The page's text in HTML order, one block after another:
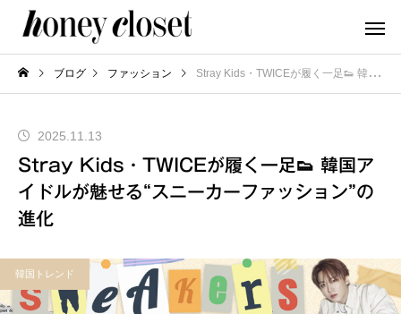
ブログ ファッション Stray Kids・TWICEが履く一足👟 韓国アイドルが魅せる“スニーカーファッション”の進化
2025.11.13
Stray Kids・TWICEが履く一足👟 韓国ア
イドルが魅せる“スニーカーファッション”の
進化
韓国トレンド